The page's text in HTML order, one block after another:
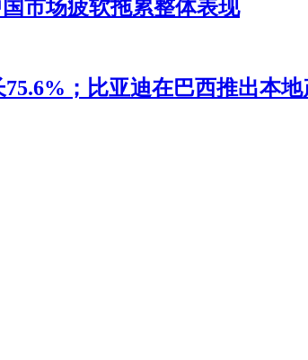
市场疲软拖累整体表现
；比亚迪在巴西推出本